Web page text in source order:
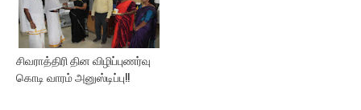
சிவராத்திரி தின விழிப்புணர்வு
கொடி வாரம் அனுஸ்டிப்பு!!